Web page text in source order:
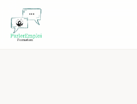
Skip to content